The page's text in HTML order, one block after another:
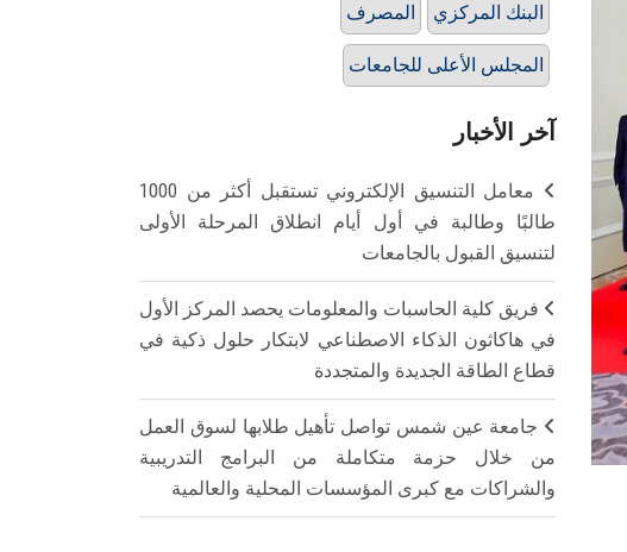
المصرف البنك المركزي
المجلس الأعلى للجامعات
آخر الأخبار
معامل التنسيق الإلكتروني تستقبل أكثر من 1000
طالبًا وطالبة في أول أيام انطلاق المرحلة الأولى
لتنسيق القبول بالجامعات
فريق كلية الحاسبات والمعلومات يحصد المركز الأول
في هاكاثون الذكاء الاصطناعي لابتكار حلول ذكية في
قطاع الطاقة الجديدة والمتجددة
جامعة عين شمس تواصل تأهيل طلابها لسوق العمل
من خلال حزمة متكاملة من البرامج التدريبية
والشراكات مع كبرى المؤسسات المحلية والعالمية